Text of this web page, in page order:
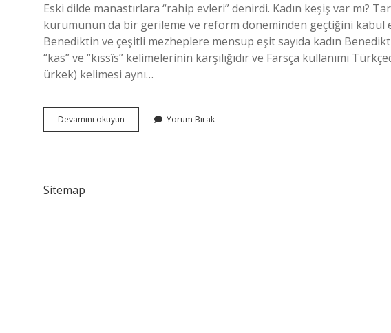
Eski dilde manastırlara “rahip evleri” denirdi. Kadın keşiş var mı?
kurumunun da bir gerileme ve reform döneminden geçtiğini kabul
Benediktin ve çeşitli mezheplere mensup eşit sayıda kadın
“kas” ve “kıssîs” kelimelerinin karşılığıdır ve Farsça kullanımı
ürkek) kelimesi aynı…
Devamını okuyun
Ne
Yorum Bırak
Sitemap